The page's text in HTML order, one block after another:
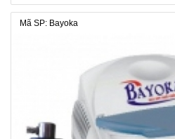
Mã SP: Bayoka